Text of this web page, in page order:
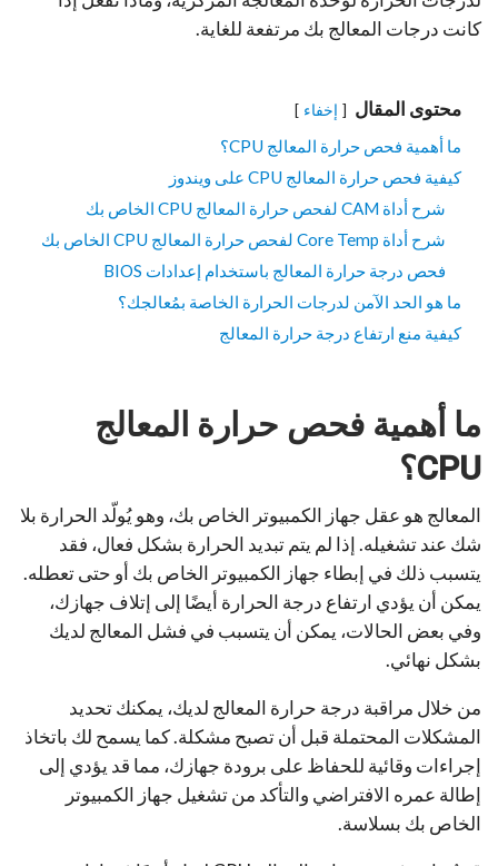
كانت درجات المعالج بك مرتفعة للغاية.
محتوى المقال إخفاء
ما أهمية فحص حرارة المعالج CPU؟
كيفية فحص حرارة المعالج CPU على ويندوز
شرح أداة CAM لفحص حرارة المعالج CPU الخاص بك
شرح أداة Core Temp لفحص حرارة المعالج CPU الخاص بك
فحص درجة حرارة المعالج باستخدام إعدادات BIOS
ما هو الحد الآمن لدرجات الحرارة الخاصة بمُعالجك؟
كيفية منع ارتفاع درجة حرارة المعالج
ما أهمية فحص حرارة المعالج
CPU؟
المعالج هو عقل جهاز الكمبيوتر الخاص بك، وهو يُولّد الحرارة بلا
شك عند تشغيله. إذا لم يتم تبديد الحرارة بشكل فعال، فقد
يتسبب ذلك في إبطاء جهاز الكمبيوتر الخاص بك أو حتى تعطله.
يمكن أن يؤدي ارتفاع درجة الحرارة أيضًا إلى إتلاف جهازك،
وفي بعض الحالات، يمكن أن يتسبب في فشل المعالج لديك
بشكل نهائي.
من خلال مراقبة درجة حرارة المعالج لديك، يمكنك تحديد
المشكلات المحتملة قبل أن تصبح مشكلة. كما يسمح لك باتخاذ
إجراءات وقائية للحفاظ على برودة جهازك، مما قد يؤدي إلى
إطالة عمره الافتراضي والتأكد من تشغيل جهاز الكمبيوتر
الخاص بك بسلاسة.